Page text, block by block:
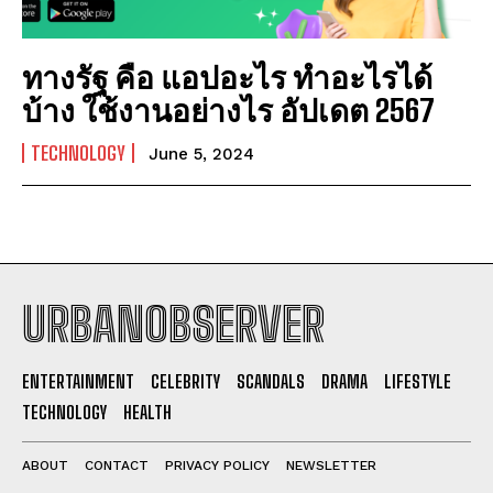
I've read and accept the
ทางรัฐ คือ แอปอะไร ทำอะไรได้
บ้าง ใช้งานอย่างไร อัปเดต 2567
TECHNOLOGY June 5, 2024
URBANOBSERVER
ENTERTAINMENT CELEBRITY SCANDALS DRAMA
LIFESTYLE
TECHNOLOGY
HEALTH
ABOUT CONTACT PRIVACY POLICY NEWSLETTER